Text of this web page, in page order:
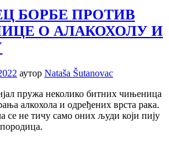
БОРБЕ ПРОТИВ
О АЛАКОХОЛУ И
аутор Nataša Šutanovac
пружа неколико битних чињеница
алкохола и одређених врста рака.
се не тичу само оних људи који пију